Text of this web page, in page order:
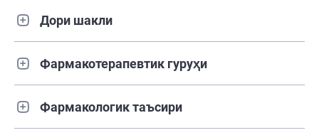
Дори шакли
Фармакотерапевтик гуруҳи
Фармакологик таъсири